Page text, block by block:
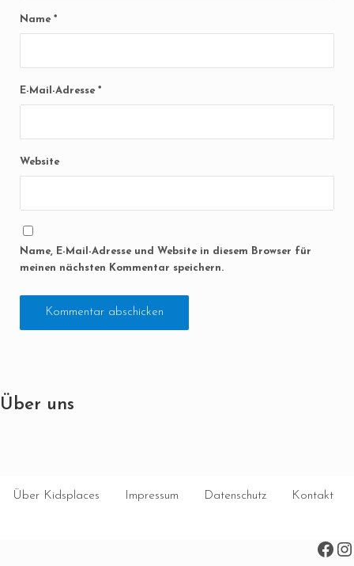
Name *
E-Mail-Adresse *
Website
Name, E-Mail-Adresse und Website in diesem Browser für
meinen nächsten Kommentar speichern.
Über uns
Über Kidsplaces Impressum Datenschutz Kontakt